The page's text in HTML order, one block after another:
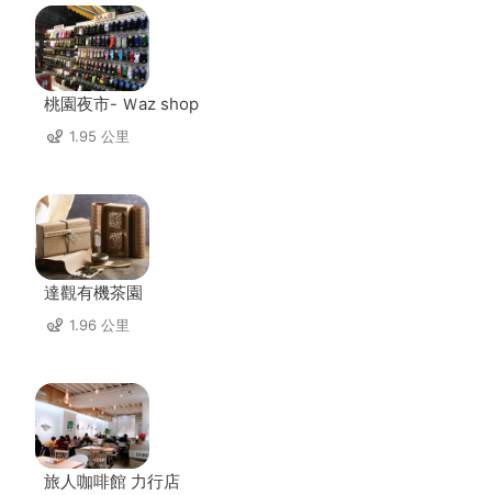
桃園夜市- Ｗaz shop
1.95 公里
達觀有機茶園
1.96 公里
旅人咖啡館 力行店